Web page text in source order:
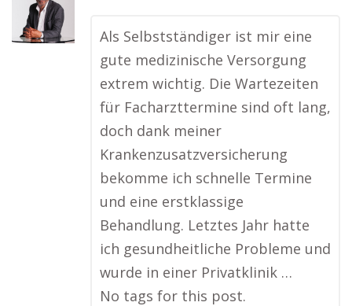
Als Selbstständiger ist mir eine
gute medizinische Versorgung
extrem wichtig. Die Wartezeiten
für Facharzttermine sind oft lang,
doch dank meiner
Krankenzusatzversicherung
bekomme ich schnelle Termine
und eine erstklassige
Behandlung. Letztes Jahr hatte
ich gesundheitliche Probleme und
wurde in einer Privatklinik …
No tags for this post.